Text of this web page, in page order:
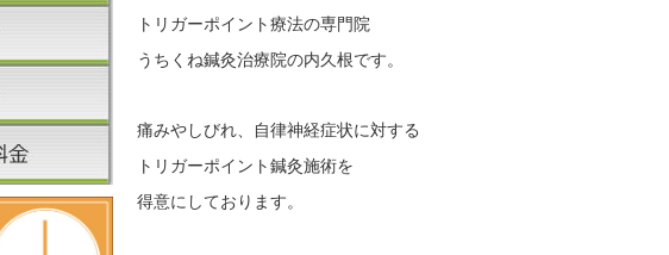
トリガーポイント療法の専門院
うちくね鍼灸治療院の内久根です。
痛みやしびれ、自律神経症状に対する
トリガーポイント鍼灸施術を
得意にしております。